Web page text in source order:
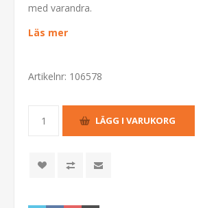
med varandra.
Läs mer
Artikelnr: 106578